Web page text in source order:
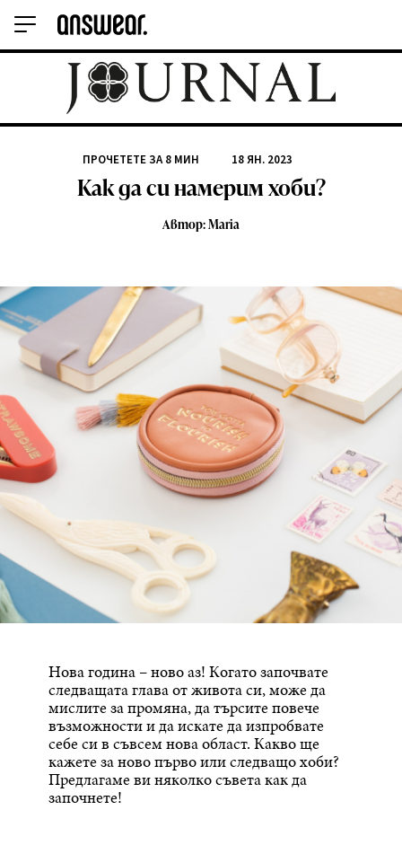
ПРОЧЕТЕТЕ ЗА8 МИН 18 ЯН. 2023
Как да си намерим хоби?
Автор: Maria
Нова година – ново аз! Когато започвате
следващата глава от живота си, може да
мислите за промяна, да търсите повече
възможности и да искате да изпробвате
себе си в съвсем нова област. Какво ще
кажете за ново първо или следващо хоби?
Предлагаме ви няколко съвета как да
започнете!